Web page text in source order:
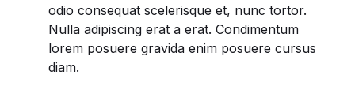
odio consequat scelerisque et, nunc tortor.
Nulla adipiscing erat a erat. Condimentum
lorem posuere gravida enim posuere cursus
diam.